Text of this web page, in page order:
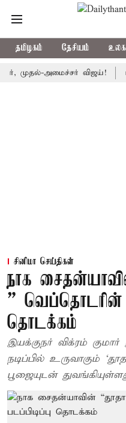
தமிழகம் தேசியம்
அமைச்சர் விஜய்!
சினிமா செய்திகள்
நாக
” வெப்தொடரின்
தொடக்கம்
இயக்குநர் விக்ரம் குமார்
நடிப்பில் உருவாகும்
பூஜையுடன்